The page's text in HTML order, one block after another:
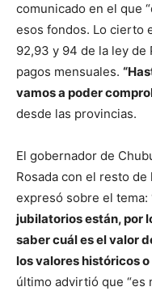
comunicado en el que
esos fondos. Lo cierto
92,93 y 94 de la ley
pagos mensuales.
vamos a poder
desde las provincias.
El gobernador de
Rosada con el resto
expresó sobre el tema:
jubilatorios están, por
saber cuál es el valor
los valores históricos
último advirtió que “es